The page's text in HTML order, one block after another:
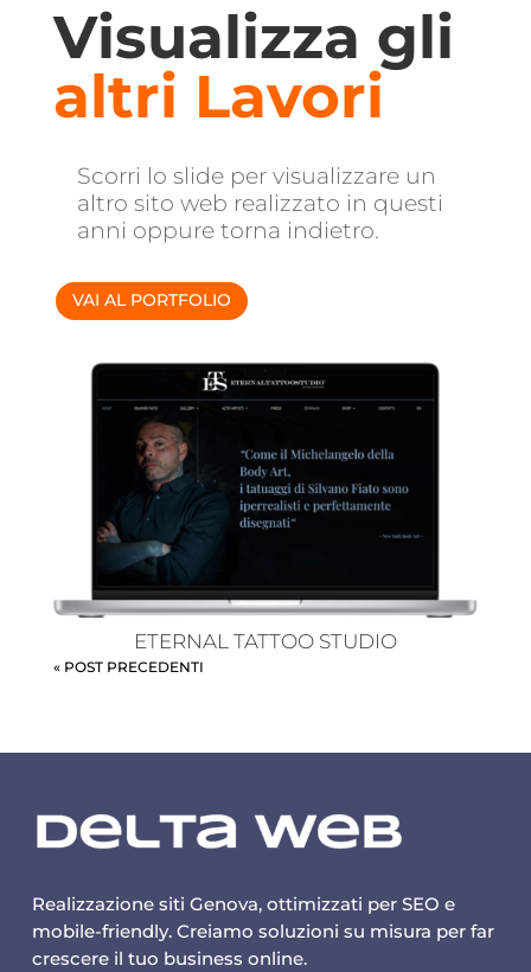
Visualizza gli
altri Lavori
Scorri lo slide per visualizzare un
altro sito web realizzato in questi
anni oppure torna indietro.
VAI AL PORTFOLIO
ETERNAL TATTOO STUDIO
« POST PRECEDENTI
Realizzazione siti Genova, ottimizzati per SEO e
mobile-friendly. Creiamo soluzioni su misura per far
crescere il tuo business online.